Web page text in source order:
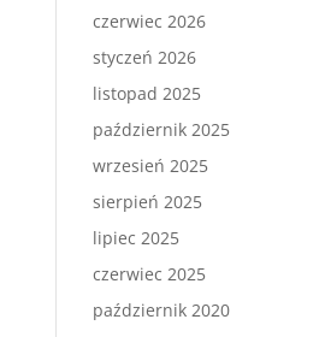
czerwiec 2026
styczeń 2026
listopad 2025
październik 2025
wrzesień 2025
sierpień 2025
lipiec 2025
czerwiec 2025
październik 2020